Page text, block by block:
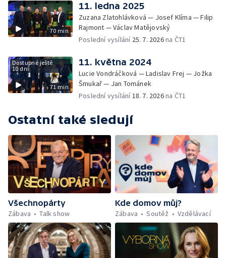
70 min
11. ledna 2025
Zuzana Zlatohlávková — Josef Klíma — Filip
Rajmont — Václav Matějovský
Poslední vysílání 25. 7. 2026na ČT1
Dostupné ještě
10 dní
71 min
11. května 2024
Lucie Vondráčková — Ladislav Frej — Jožka
Šmukař — Jan Tománek
Poslední vysílání18. 7. 2026na ČT1
Ostatní také sledují
Všechnopárty
Zábava
Talk show
Kde domov můj?
Zábava
Soutěž Vzdělávací